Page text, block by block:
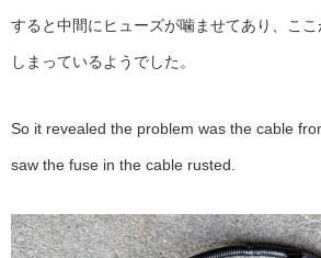
すると中間にヒューズが噛ませてあり、こ
しまっているようでした。
So it revealed the problem was the cable
saw the fuse in the cable rusted.